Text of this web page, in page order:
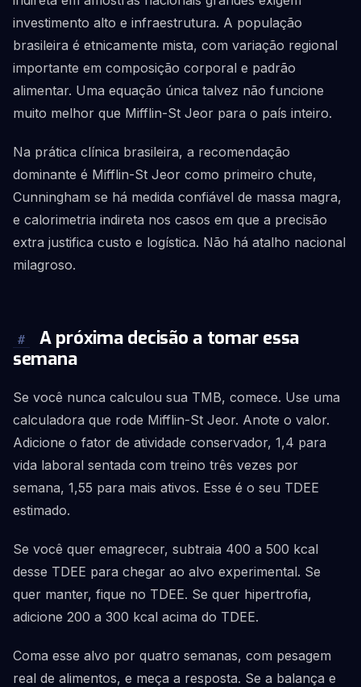
investimento alto e infraestrutura. A população
brasileira é etnicamente mista, com variação regional
importante em composição corporal e padrão
alimentar. Uma equação única talvez não funcione
muito melhor que Mifflin-St Jeor para o país inteiro.
Na prática clínica brasileira, a recomendação
dominante é Mifflin-St Jeor como primeiro chute,
Cunningham se há medida confiável de massa magra,
e calorimetria indireta nos casos em que a precisão
extra justifica custo e logística. Não há atalho nacional
milagroso.
#
A próxima decisão a tomar essa
semana
Se você nunca calculou sua TMB, comece. Use uma
calculadora que rode Mifflin-St Jeor. Anote o valor.
Adicione o fator de atividade conservador, 1,4 para
vida laboral sentada com treino três vezes por
semana, 1,55 para mais ativos. Esse é o seu TDEE
estimado.
Se você quer emagrecer, subtraia 400 a 500 kcal
desse TDEE para chegar ao alvo experimental. Se
quer manter, fique no TDEE. Se quer hipertrofia,
adicione 200 a 300 kcal acima do TDEE.
Coma esse alvo por quatro semanas, com pesagem
real de alimentos, e meça a resposta. Se a balança e